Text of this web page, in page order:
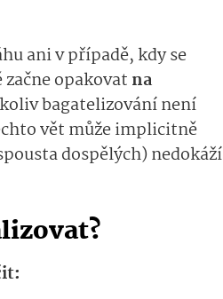
ani v případě, kdy se
opakovat na
bagatelizování není
vět může implicitně
dospělých) nedokáží